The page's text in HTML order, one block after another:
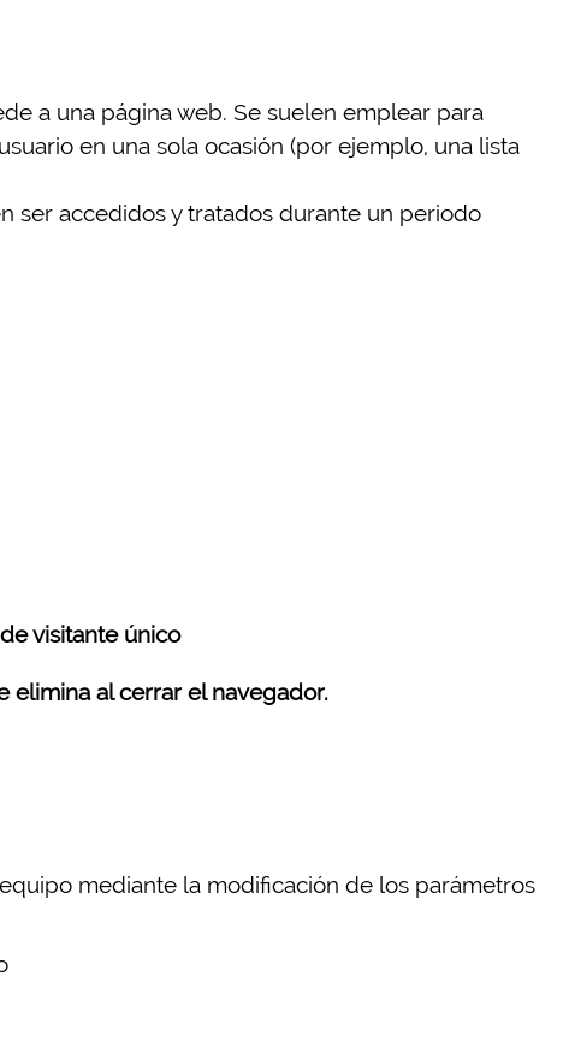
a una página web. Se suelen emplear para
en una sola ocasión (por ejemplo, una lista
ser accedidos y tratados durante un periodo
visitante único
elimina al cerrar el navegador.
mediante la modificación de los parámetros